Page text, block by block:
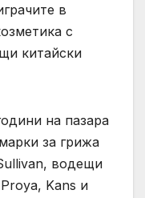
в
с
китайски
на пазара
за грижа
водещи
Kans и